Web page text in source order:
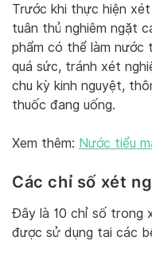
Trước khi thực hiện xét
tuân thủ nghiêm ngặt
phẩm có thể làm nước
quá sức, tránh xét
chu kỳ kinh nguyệt,
thuốc đang uống.
Xem thêm: Nước tiểu
Các chỉ số xét
Đây là 10 chỉ số trong
được sử dụng tai các